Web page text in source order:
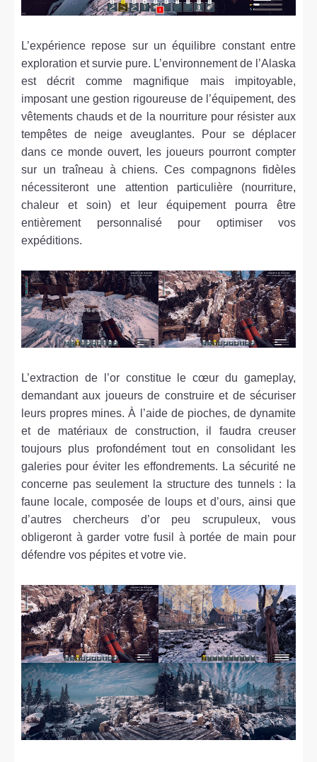
L’expérience repose sur un équilibre constant entre
exploration et survie pure. L’environnement de l’Alaska
est décrit comme magnifique mais impitoyable,
imposant une gestion rigoureuse de l’équipement, des
vêtements chauds et de la nourriture pour résister aux
tempêtes de neige aveuglantes. Pour se déplacer
dans ce monde ouvert, les joueurs pourront compter
sur un traîneau à chiens. Ces compagnons fidèles
nécessiteront une attention particulière (nourriture,
chaleur et soin) et leur équipement pourra être
entièrement personnalisé pour optimiser vos
expéditions.
L’extraction de l’or constitue le cœur du gameplay,
demandant aux joueurs de construire et de sécuriser
leurs propres mines. À l’aide de pioches, de dynamite
et de matériaux de construction, il faudra creuser
toujours plus profondément tout en consolidant les
galeries pour éviter les effondrements. La sécurité ne
concerne pas seulement la structure des tunnels : la
faune locale, composée de loups et d’ours, ainsi que
d’autres chercheurs d’or peu scrupuleux, vous
obligeront à garder votre fusil à portée de main pour
défendre vos pépites et votre vie.